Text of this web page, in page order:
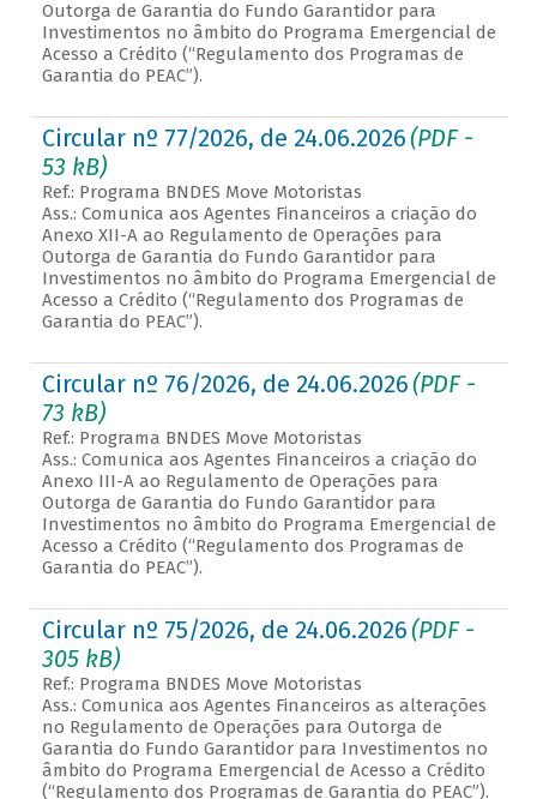
Outorga de Garantia do Fundo Garantidor para
Investimentos no âmbito do Programa Emergencial de
Acesso a Crédito (“Regulamento dos Programas de
Garantia do PEAC”).
Circular nº 77/2026, de 24.06.2026(PDF -
53 kB)
Ref.: Programa BNDES Move Motoristas
Ass.: Comunica aos Agentes Financeiros a criação do
Anexo XII-A ao Regulamento de Operações para
Outorga de Garantia do Fundo Garantidor para
Investimentos no âmbito do Programa Emergencial de
Acesso a Crédito (“Regulamento dos Programas de
Garantia do PEAC”).
Circular nº 76/2026, de 24.06.2026(PDF -
73 kB)
Ref.: Programa BNDES Move Motoristas
Ass.: Comunica aos Agentes Financeiros a criação do
Anexo III-A ao Regulamento de Operações para
Outorga de Garantia do Fundo Garantidor para
Investimentos no âmbito do Programa Emergencial de
Acesso a Crédito (“Regulamento dos Programas de
Garantia do PEAC”).
Circular nº 75/2026, de 24.06.2026(PDF -
305 kB)
Ref.: Programa BNDES Move Motoristas
Ass.: Comunica aos Agentes Financeiros as alterações
no Regulamento de Operações para Outorga de
Garantia do Fundo Garantidor para Investimentos no
âmbito do Programa Emergencial de Acesso a Crédito
(“Regulamento dos Programas de Garantia do PEAC”).